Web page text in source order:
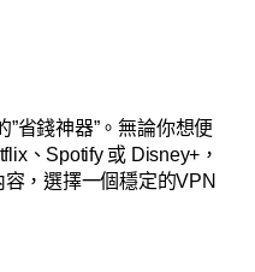
省錢神器”。無論你想便
、Spotify 或 Disney+，
，選擇一個穩定的VPN